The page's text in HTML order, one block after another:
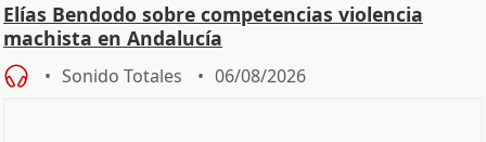
Elías Bendodo sobre competencias violencia
machista en Andalucía
Sonido Totales 06/08/2026